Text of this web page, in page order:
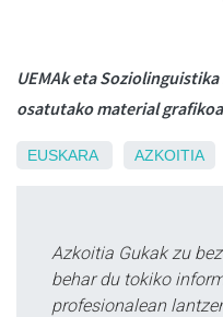
UEMAk eta
osatutako material
EUSKARA AZKOITIA
Azkoitia Gukak zu
behar du tokiko
profesionalean